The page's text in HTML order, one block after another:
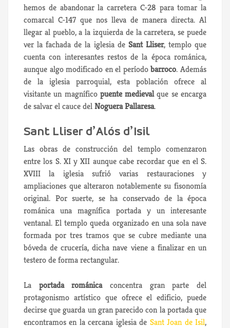
hemos de abandonar la carretera C-28 para tomar la
comarcal C-147 que nos lleva de manera directa. Al
llegar al pueblo, a la izquierda de la carretera, se puede
ver la fachada de la iglesia de Sant Lliser, templo que
cuenta con interesantes restos de la época románica,
aunque algo modificado en el períodobarroco. Además
de la iglesia parroquial, esta población ofrece al
visitante un magnífico puente medievalque se encarga
de salvar el cauce delNoguera Pallaresa.
Sant Lliser d’Alós d’Isil
Las obras de construcción del templo comenzaron
entre los S. XI y XII aunque cabe recordar que en el S.
XVIII la iglesia sufrió varias restauraciones y
ampliaciones que alteraron notablemente su fisonomía
original. Por suerte, se ha conservado de la época
románica una magnífica portada y un interesante
ventanal. El templo queda organizado en una sola nave
formada por tres tramos que se cubre mediante una
bóveda de crucería, dicha nave viene a finalizar en un
testero de forma rectangular.
La portada románicaconcentra gran parte del
protagonismo artístico que ofrece el edificio, puede
decirse que guarda un gran parecido con la portada que
encontramos en la cercana iglesia de Sant Joan de Isil,